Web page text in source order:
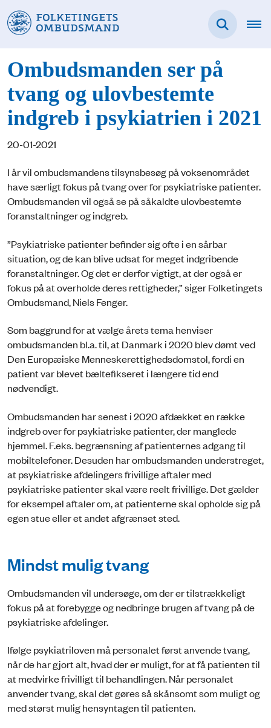
Ombudsmanden ser på
tvang og ulovbestemte
indgreb i psykiatrien i 2021
20-01-2021
I år vil ombudsmandens tilsynsbesøg på voksenområdet
have særligt fokus på tvang over for psykiatriske patienter.
Ombudsmanden vil også se på såkaldte ulovbestemte
foranstaltninger og indgreb.
”Psykiatriske patienter befinder sig ofte i en sårbar
situation, og de kan blive udsat for meget indgribende
foranstaltninger. Og det er derfor vigtigt, at der også er
fokus på at overholde deres rettigheder,” siger Folketingets
Ombudsmand, Niels Fenger.
Som baggrund for at vælge årets tema henviser
ombudsmanden bl.a. til, at Danmark i 2020 blev dømt ved
Den Europæiske Menneskerettighedsdomstol, fordi en
patient var blevet bæltefikseret i længere tid end
nødvendigt.
Ombudsmanden har senest i 2020 afdækket en række
indgreb over for psykiatriske patienter, der manglede
hjemmel. F.eks. begrænsning af patienternes adgang til
mobiltelefoner. Desuden har ombudsmanden understreget,
at psykiatriske afdelingers frivillige aftaler med
psykiatriske patienter skal være reelt frivillige. Det gælder
for eksempel aftaler om, at patienterne skal opholde sig på
egen stue eller et andet afgrænset sted.
Mindst mulig tvang
Ombudsmanden vil undersøge, om der er tilstrækkeligt
fokus på at forebygge og nedbringe brugen af tvang på de
psykiatriske afdelinger.
Ifølge psykiatriloven må personalet først anvende tvang,
når de har gjort alt, hvad der er muligt, for at få patienten til
at medvirke frivilligt til behandlingen. Når personalet
anvender tvang, skal det gøres så skånsomt som muligt og
med størst mulig hensyntagen til patienten.